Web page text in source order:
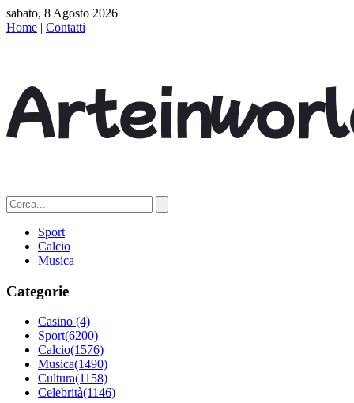
sabato, 8 Agosto 2026
Home | Contatti
Sport
Calcio
Musica
Categorie
Casino (4)
Sport(6200)
Calcio(1576)
Musica(1490)
Cultura(1158)
Celebrità(1146)